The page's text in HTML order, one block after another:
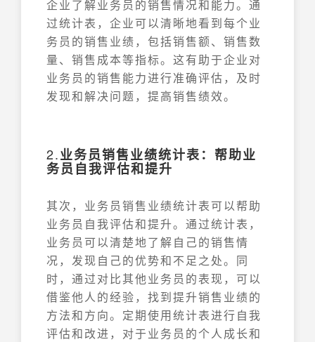
企业了解业务员的销售情况和能力。通
过统计表，企业可以清晰地看到每个业
务员的销售业绩，包括销售额、销售数
量、销售成本等指标。这有助于企业对
业务员的销售能力进行准确评估，及时
发现和解决问题，提高销售绩效。
2.业务员销售业绩统计表：帮助业
务员自我评估和提升
其次，业务员销售业绩统计表可以帮助
业务员自我评估和提升。通过统计表，
业务员可以清楚地了解自己的销售情
况，发现自己的优势和不足之处。同
时，通过对比其他业务员的表现，可以
借鉴他人的经验，找到提升销售业绩的
方法和方向。定期使用统计表进行自我
评估和改进，对于业务员的个人成长和